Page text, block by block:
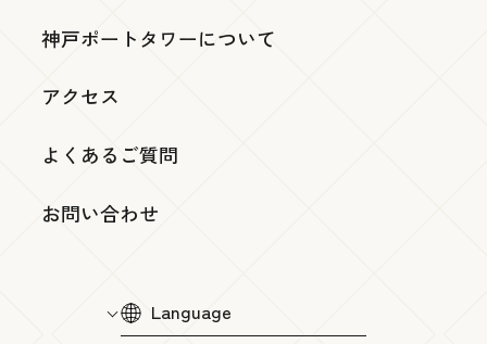
神戸ポートタワーについて
アクセス
よくあるご質問
お問い合わせ
Language